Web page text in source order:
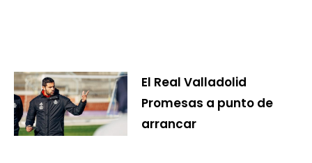
El Real Valladolid
Promesas a punto de
arrancar